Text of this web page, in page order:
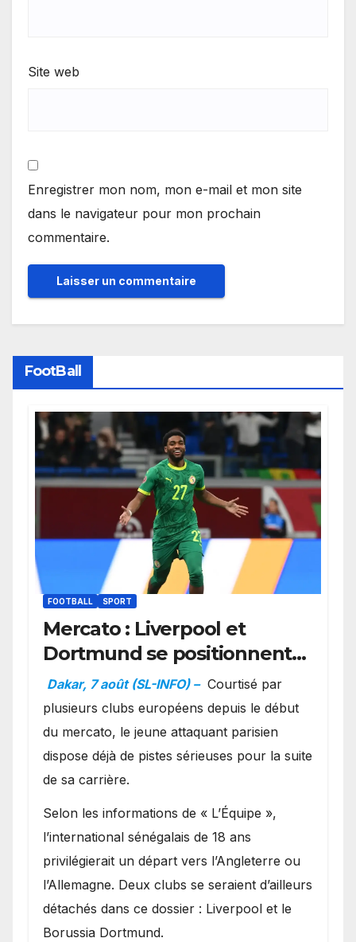
Site web
Enregistrer mon nom, mon e-mail et mon site
dans le navigateur pour mon prochain
commentaire.
FootBall
FOOTBALL SPORT
Mercato : Liverpool et
Dortmund se positionnent
en favoris pour recruter
Ibrahim Mbaye
Dakar, 7 août (SL-INFO) – Courtisé par
plusieurs clubs européens depuis le début
du mercato, le jeune attaquant parisien
dispose déjà de pistes sérieuses pour la suite
de sa carrière.
Selon les informations de « L’Équipe »,
l’international sénégalais de 18 ans
privilégierait un départ vers l’Angleterre ou
l’Allemagne. Deux clubs se seraient d’ailleurs
détachés dans ce dossier : Liverpool et le
Borussia Dortmund.